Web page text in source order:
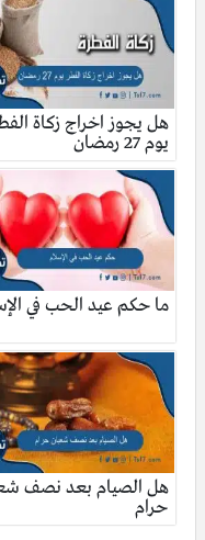
هل يجوز اخراج زكاة
يوم 27 رمضان
ما حكم عيد الحب في
هل الصيام بعد نصف
حرام